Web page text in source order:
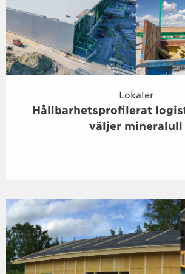
Lokaler
Hållbarhetsprofilerat
väljer mineralull